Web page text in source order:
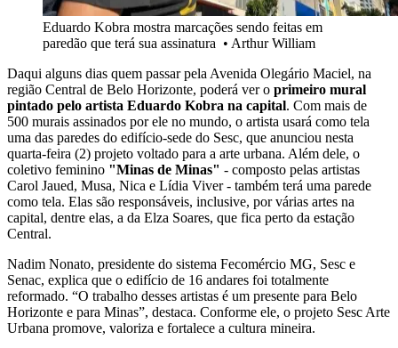
Eduardo Kobra mostra marcações sendo feitas em
paredão que terá sua assinatura • Arthur William
Daqui alguns dias quem passar pela Avenida Olegário Maciel, na
região Central de Belo Horizonte, poderá ver o primeiro mural
pintado pelo artista Eduardo Kobra na capital. Com mais de
500 murais assinados por ele no mundo, o artista usará como tela
uma das paredes do edifício-sede do Sesc, que anunciou nesta
quarta-feira (2) projeto voltado para a arte urbana. Além dele, o
coletivo feminino "Minas de Minas" - composto pelas artistas
Carol Jaued, Musa, Nica e Lídia Viver - também terá uma parede
como tela. Elas são responsáveis, inclusive, por várias artes na
capital, dentre elas, a da Elza Soares, que fica perto da estação
Central.
Nadim Nonato, presidente do sistema Fecomércio MG, Sesc e
Senac, explica que o edifício de 16 andares foi totalmente
reformado. “O trabalho desses artistas é um presente para Belo
Horizonte e para Minas”, destaca. Conforme ele, o projeto Sesc Arte
Urbana promove, valoriza e fortalece a cultura mineira.